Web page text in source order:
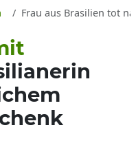
Frau aus Brasilien tot